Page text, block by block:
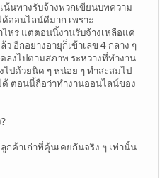
น้นทางรับจ้างพวกเขียนบทความ
ออนไลน์ดีมาก เพราะ
ไหร่ แต่ตอนนี้งานรับจ้างเหลือแค่
อีกอย่างอายุก็เข้าเลข 4 กลาง ๆ
ลงไปตามสภาพ ระหว่างที่ทำงาน
ไปด้วยนิด ๆ หน่อย ๆ ทำสะสมไป
ด้ ตอนนี้ถือว่าทำงานออนไลน์ของ
กค้าเก่าที่คุ้นเคยกันจริง ๆ เท่านั้น